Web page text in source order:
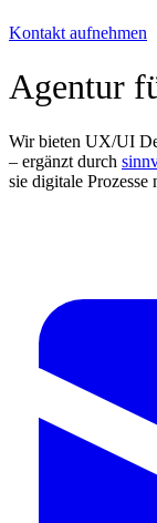
Kontakt aufnehmen
Agentur
Wir bieten UX/UI
– ergänzt durch
sie digitale Prozesse